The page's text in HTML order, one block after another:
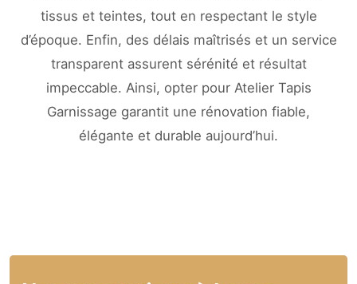
tissus et teintes, tout en respectant le style
d’époque. Enfin, des délais maîtrisés et un service
transparent assurent sérénité et résultat
impeccable. Ainsi, opter pour Atelier Tapis
Garnissage garantit une rénovation fiable,
élégante et durable aujourd’hui.